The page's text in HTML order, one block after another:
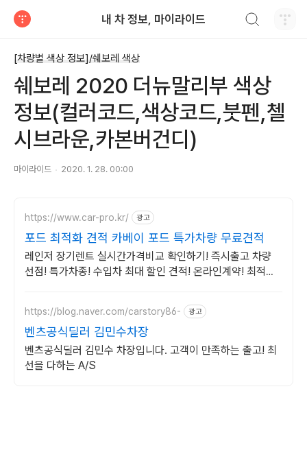
내 차 정보, 마이라이드
[차량별 색상 정보]/쉐보레 색상
쉐보레 2020 더뉴말리부 색상
정보(컬러코드,색상코드,붓펜,첼
시브라운,카본버건디)
마이라이드 2020. 1. 28. 00:00
https://www.car-pro.kr/ 광고
포드 최적화 견적 카베이 포드 특가차량 무료견적
레인저 장기렌트 실시간가격비교 확인하기! 즉시출고 차량
선점! 특가차종! 수입차 최대 할인 견적! 온라인계약! 최적가
https://blog.naver.com/carstory86- 광고
벤츠공식딜러 김민수차장
벤츠공식딜러 김민수 차장입니다. 고객이 만족하는 출고! 최
선을 다하는 A/S